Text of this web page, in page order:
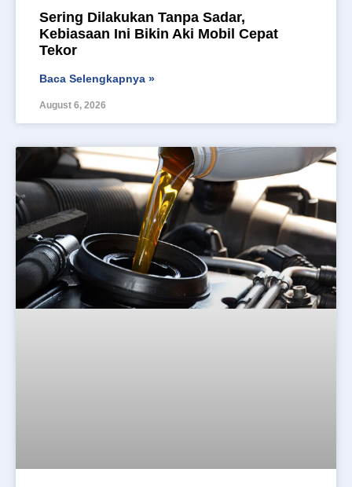
Sering Dilakukan Tanpa Sadar,
Kebiasaan Ini Bikin Aki Mobil Cepat
Tekor
Baca Selengkapnya »
August 6, 2026